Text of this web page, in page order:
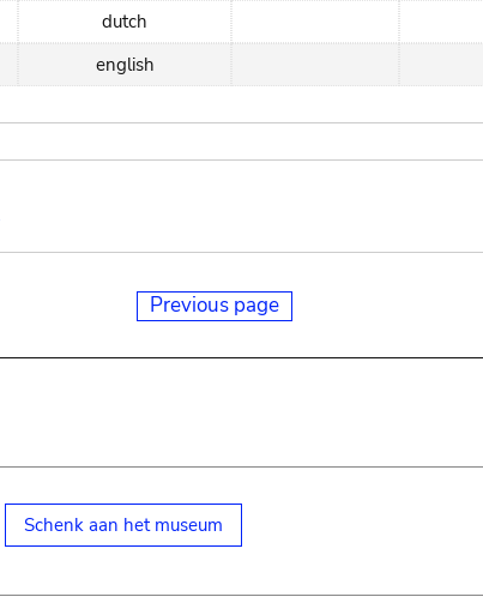
dutch
english
Previous page
Schenk aan het museum